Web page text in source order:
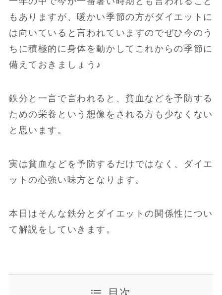
もありますが、暖かい季節の方がダイエットに
は向いていると言われていますのでぜひ今のう
ちに積極的に身体を動かしてこれからの季節に
備えておきましょう♪
鉄分と一言で言われると、貧血などを予防する
ための栄養という想像をされる方も少なくない
と思います。
実は貧血などを予防するだけではなく、ダイエ
ットの心強い味方となります。
本日はそんな鉄分とダイエットの関係性につい
て解説をしていきます。